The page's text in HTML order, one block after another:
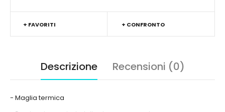
+ FAVORITI + CONFRONTO
Descrizione Recensioni (0)
- Maglia termica